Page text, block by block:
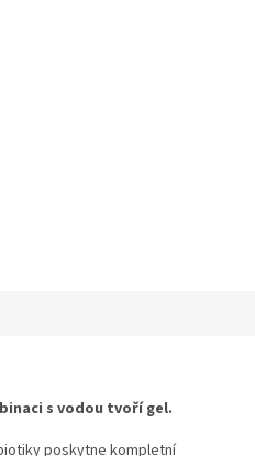
s vodou tvoří gel.
poskytne kompletní